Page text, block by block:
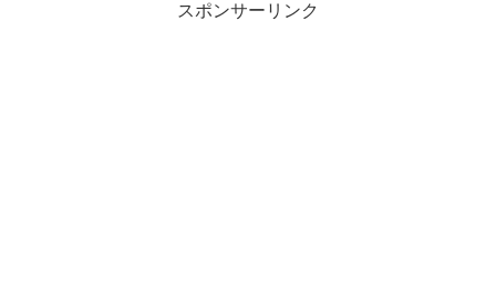
スポンサーリンク